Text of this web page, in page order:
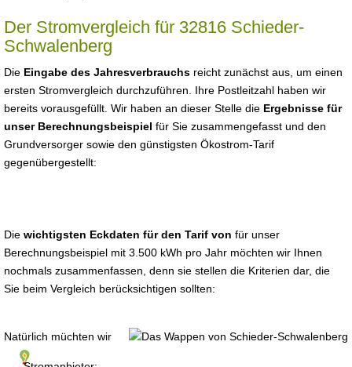
Der Stromvergleich für 32816 Schieder-
Schwalenberg
Die Eingabe des Jahresverbrauchs reicht zunächst aus, um einen
ersten Stromvergleich durchzuführen. Ihre Postleitzahl haben wir
bereits vorausgefüllt. Wir haben an dieser Stelle die Ergebnisse für
unser Berechnungsbeispiel für Sie zusammengefasst und den
Grundversorger sowie den günstigsten Ökostrom-Tarif
gegenübergestellt:
Die wichtigsten Eckdaten für den Tarif von für unser
Berechnungsbeispiel mit 3.500 kWh pro Jahr möchten wir Ihnen
nochmals zusammenfassen, denn sie stellen die Kriterien dar, die
Sie beim Vergleich berücksichtigen sollten:
Natürlich müchten wir